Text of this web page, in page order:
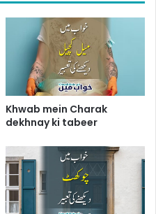
Khwab mein Charak
dekhnay ki tabeer